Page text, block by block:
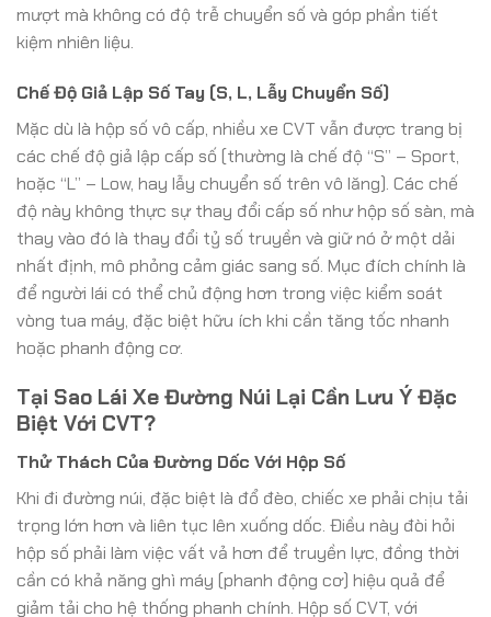
mượt mà không có độ trễ chuyển số và góp phần tiết
kiệm nhiên liệu.
Chế Độ Giả Lập Số Tay (S, L, Lẫy Chuyển Số)
Mặc dù là hộp số vô cấp, nhiều xe CVT vẫn được trang bị
các chế độ giả lập cấp số (thường là chế độ “S” – Sport,
hoặc “L” – Low, hay lẫy chuyển số trên vô lăng). Các chế
độ này không thực sự thay đổi cấp số như hộp số sàn, mà
thay vào đó là thay đổi tỷ số truyền và giữ nó ở một dải
nhất định, mô phỏng cảm giác sang số. Mục đích chính là
để người lái có thể chủ động hơn trong việc kiểm soát
vòng tua máy, đặc biệt hữu ích khi cần tăng tốc nhanh
hoặc phanh động cơ.
Tại Sao Lái Xe Đường Núi Lại Cần Lưu Ý Đặc
Biệt Với CVT?
Thử Thách Của Đường Dốc Với Hộp Số
Khi đi đường núi, đặc biệt là đổ đèo, chiếc xe phải chịu tải
trọng lớn hơn và liên tục lên xuống dốc. Điều này đòi hỏi
hộp số phải làm việc vất vả hơn để truyền lực, đồng thời
cần có khả năng ghì máy (phanh động cơ) hiệu quả để
giảm tải cho hệ thống phanh chính. Hộp số CVT, với